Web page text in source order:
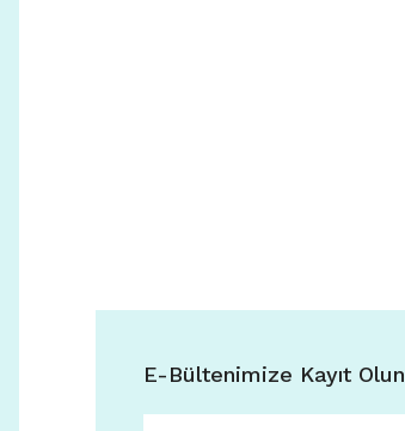
E-Bültenimize Kayıt Olun